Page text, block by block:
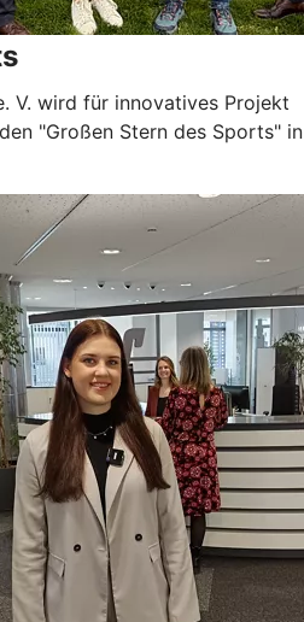
V. wird für innovatives Projekt
"Großen Stern des Sports" in